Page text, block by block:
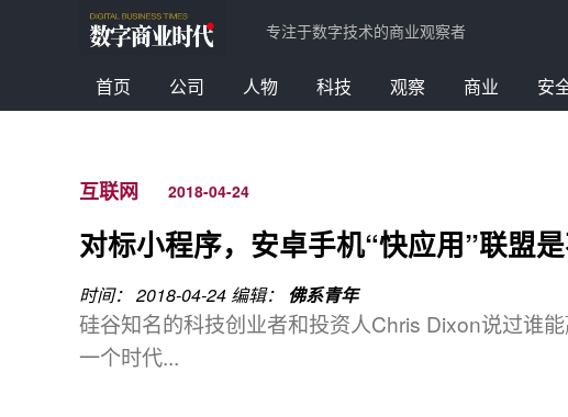
专注于数字技术的商业观察者
首页 公司 人物 科技 观察 商业 安
互联网 2018-04-24
对标小程序，安卓手机“快应用”联盟是
时间： 2018-04-24编辑： 佛系青年
硅谷知名的科技创业者和投资人Chris Dixon说过谁
一个时代...